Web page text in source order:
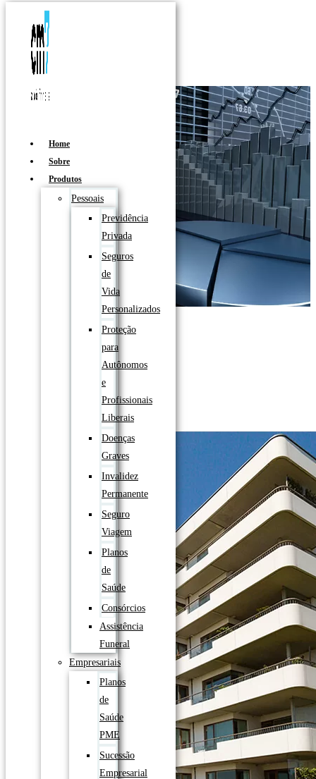
Home
Sobre
Produtos
Pessoais
Previdência
Privada
Seguros
de
Vida
Personalizados
Proteção
para
Autônomos
e
Profissionais
Liberais
Doenças
Graves
Invalidez
Permanente
Seguro
Viagem
Planos
de
Saúde
Consórcios
Assistência
Funeral
Empresariais
Planos
de
Saúde
PME
Sucessão
Empresarial